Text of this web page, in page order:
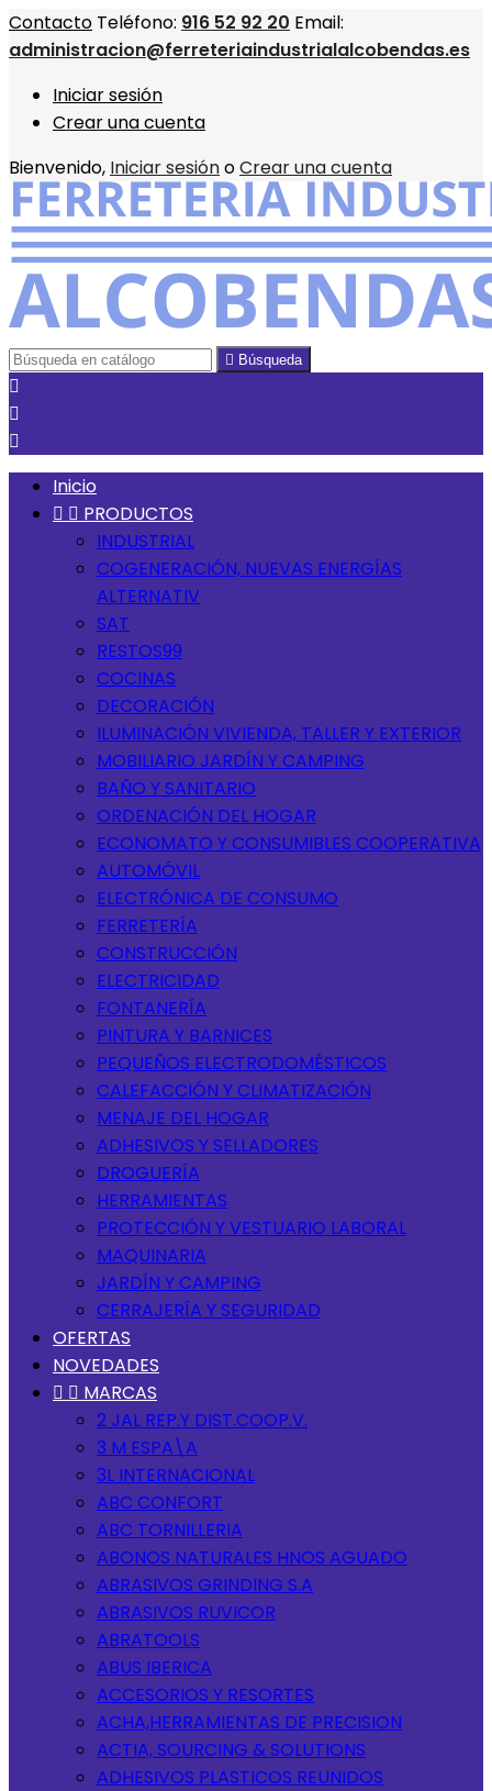
Contacto Teléfono: 916 52 92 20 Email:
administracion@ferreteriaindustrialalcobendas.es
Iniciar sesión
Crear una cuenta
Bienvenido, Iniciar sesiónoCrear una cuenta
 Búsqueda



Inicio
  PRODUCTOS
INDUSTRIAL
COGENERACIÓN, NUEVAS ENERGÍAS
ALTERNATIV
SAT
RESTOS99
COCINAS
DECORACIÓN
ILUMINACIÓN VIVIENDA, TALLER Y EXTERIOR
MOBILIARIO JARDÍN Y CAMPING
BAÑO Y SANITARIO
ORDENACIÓN DEL HOGAR
ECONOMATO Y CONSUMIBLES COOPERATIVA
AUTOMÓVIL
ELECTRÓNICA DE CONSUMO
FERRETERÍA
CONSTRUCCIÓN
ELECTRICIDAD
FONTANERÍA
PINTURA Y BARNICES
PEQUEÑOS ELECTRODOMÉSTICOS
CALEFACCIÓN Y CLIMATIZACIÓN
MENAJE DEL HOGAR
ADHESIVOS Y SELLADORES
DROGUERÍA
HERRAMIENTAS
PROTECCIÓN Y VESTUARIO LABORAL
MAQUINARIA
JARDÍN Y CAMPING
CERRAJERÍA Y SEGURIDAD
OFERTAS
NOVEDADES
  MARCAS
2 JAL REP.Y DIST.COOP.V.
3 M ESPA\A
3L INTERNACIONAL
ABC CONFORT
ABC TORNILLERIA
ABONOS NATURALES HNOS AGUADO
ABRASIVOS GRINDING S.A
ABRASIVOS RUVICOR
ABRATOOLS
ABUS IBERICA
ACCESORIOS Y RESORTES
ACHA,HERRAMIENTAS DE PRECISION
ACTIA, SOURCING & SOLUTIONS
ADHESIVOS PLASTICOS REUNIDOS